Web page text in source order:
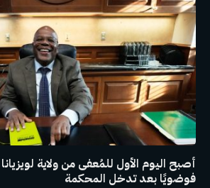
أصبح اليوم الأول للمُعفى من ولاية
فوضويًا بعد تدخل المحكمة